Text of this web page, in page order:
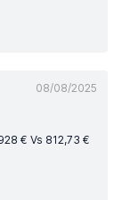
08/08/2025
€ Vs 812,73 €